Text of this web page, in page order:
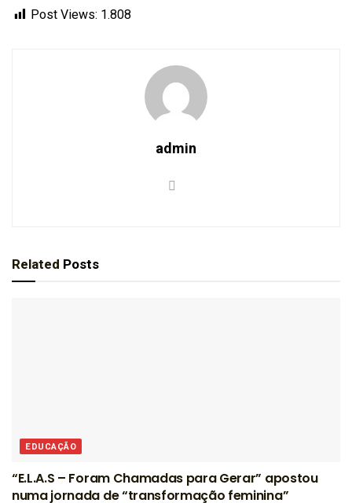
Post Views: 1.808
admin
Related Posts
EDUCAÇÃO
“E.L.A.S – Foram Chamadas para Gerar” apostou
numa jornada de “transformação feminina”